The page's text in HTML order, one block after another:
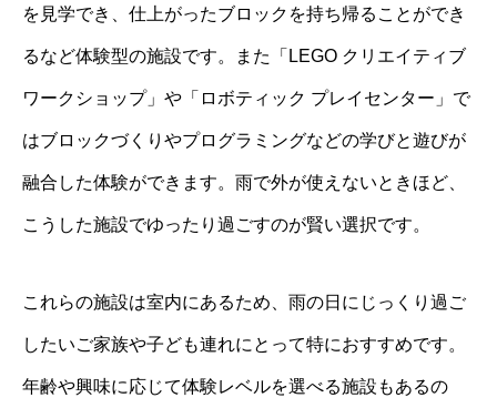
を見学でき、仕上がったブロックを持ち帰ることができ
るなど体験型の施設です。また「LEGO クリエイティブ
ワークショップ」や「ロボティック プレイセンター」で
はブロックづくりやプログラミングなどの学びと遊びが
融合した体験ができます。雨で外が使えないときほど、
こうした施設でゆったり過ごすのが賢い選択です。
これらの施設は室内にあるため、雨の日にじっくり過ご
したいご家族や子ども連れにとって特におすすめです。
年齢や興味に応じて体験レベルを選べる施設もあるの